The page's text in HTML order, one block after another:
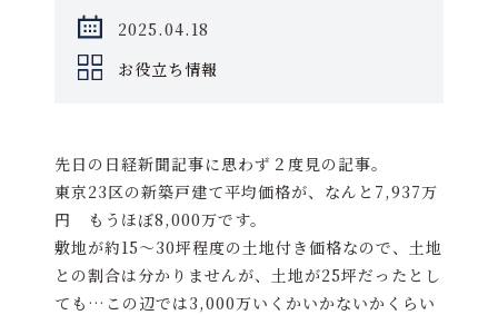
2025.04.18
お役立ち情報
先日の日経新聞記事に思わず２度見の記事。
東京23区の新築戸建て平均価格が、なんと7,937万
円 もうほぼ8,000万です。
敷地が約15～30坪程度の土地付き価格なので、土地
との割合は分かりませんが、土地が25坪だったとし
ても…この辺では3,000万いくかいかないかくらい